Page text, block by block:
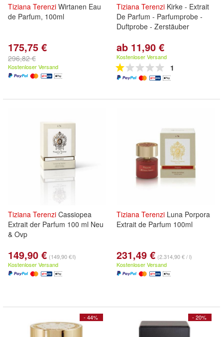
Tiziana Terenzi Wirtanen Eau
de Parfum, 100ml
175,75 €
296,82 €
Kostenloser Versand
Tiziana Terenzi Kirke - Extrait
De Parfum - Parfumprobe -
Duftprobe - Zerstäuber
ab 11,90 €
Kostenloser Versand
1
Tiziana Terenzi Cassiopea
Extrait der Parfum 100 ml Neu
& Ovp
149,90 € (149,90 €/l)
Kostenloser Versand
Tiziana Terenzi Luna Porpora
Extrait de Parfum 100ml
231,49 € (2.314,90 € / l)
Kostenloser Versand
- 44% - 20%